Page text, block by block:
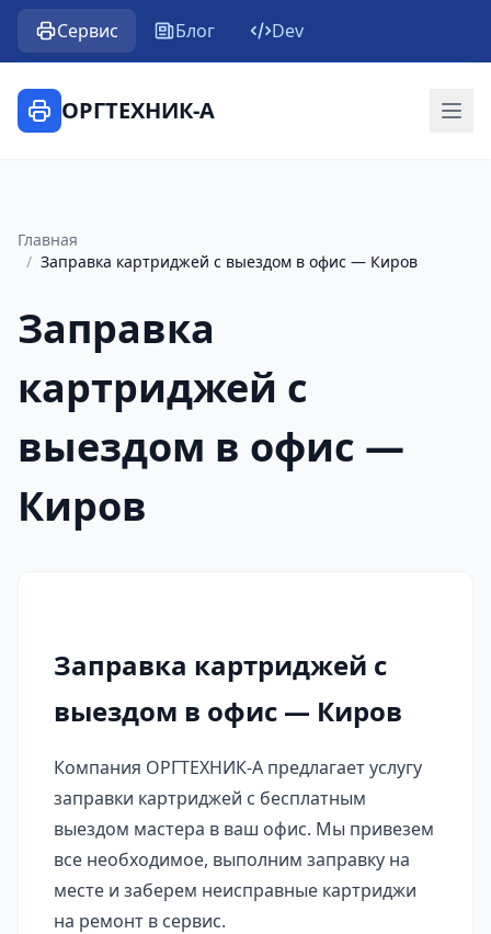
Сервис Блог Dev
ОРГТЕХНИК-А
Главная
/ Заправка картриджей с выездом в офис — Киров
Заправка
картриджей с
выездом в офис —
Киров
Заправка картриджей с
выездом в офис — Киров
Компания ОРГТЕХНИК-А предлагает услугу
заправки картриджей с бесплатным
выездом мастера в ваш офис. Мы привезем
все необходимое, выполним заправку на
месте и заберем неисправные картриджи
на ремонт в сервис.